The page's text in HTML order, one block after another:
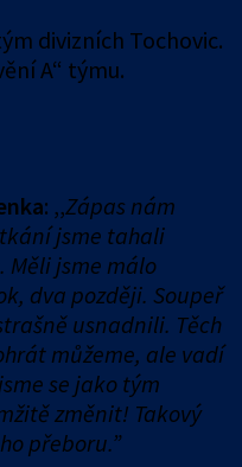
divizních Tochovic.
A“ týmu.
: ,,Zápas nám
jsme tahali
Měli jsme málo
dva později. Soupeř
usnadnili. Těch
můžeme, ale vadí
se jako tým
změnit! Takový
přeboru.”